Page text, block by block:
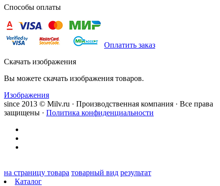
Способы оплаты
Оплатить заказ
Скачать изображения
Вы можете скачать изображения товаров.
Изображения
since 2013 © Milv.ru · Производственная компания · Все права
защищены · Политика конфиденциальности
на страницу товара товарный вид результат
Каталог